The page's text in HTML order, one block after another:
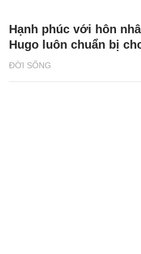
ĐỜI SỐNG
Hạnh phúc với hôn
Hugo luôn chuẩn bị